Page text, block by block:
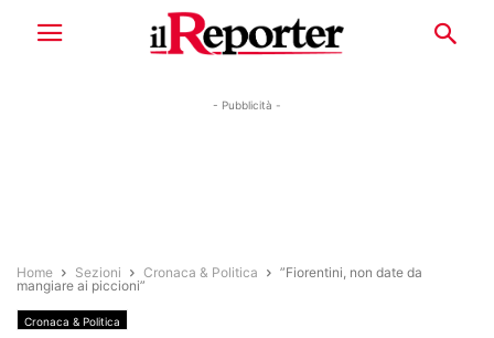
- Pubblicità -
Home Sezioni Cronaca & Politica
”Fiorentini, non date da
mangiare ai piccioni”
Cronaca & Politica